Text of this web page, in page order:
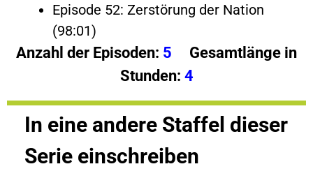
Episode 52: Zerstörung der Nation
(98:01)
Anzahl der Episoden: 5 Gesamtlänge in
Stunden: 4
In eine andere Staffel dieser
Serie einschreiben